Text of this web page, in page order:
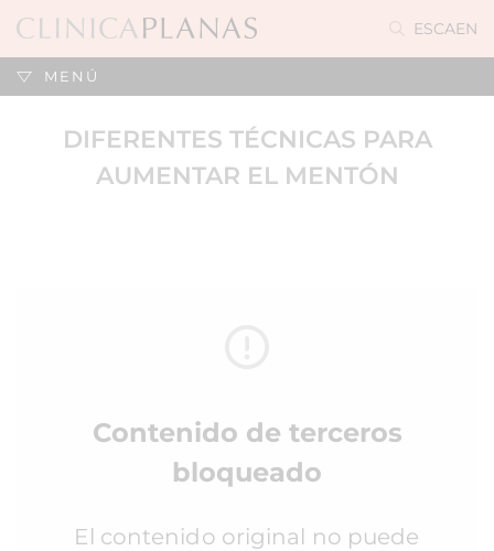
ESCAEN
MENÚ
DIFERENTES TÉCNICAS PARA
AUMENTAR EL MENTÓN
Contenido de terceros
bloqueado
El contenido original no puede